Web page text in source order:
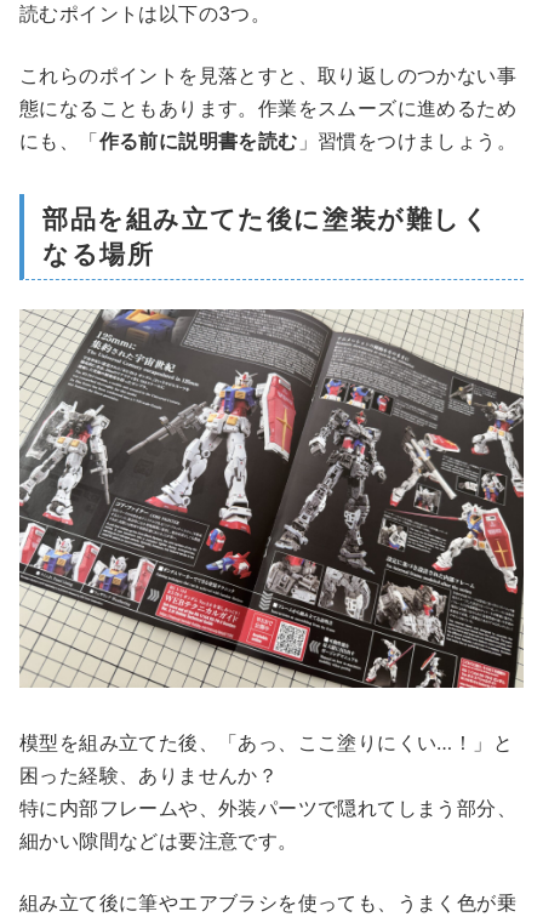
読むポイントは以下の3つ。
これらのポイントを見落とすと、取り返しのつかない事
態になることもあります。作業をスムーズに進めるため
にも、「作る前に説明書を読む 」習慣をつけましょう。
部品を組み立てた後に塗装が難しく
なる場所
模型を組み立てた後、「あっ、ここ塗りにくい…！」と
困った経験、ありませんか？
特に内部フレームや、外装パーツで隠れてしまう部分、
細かい隙間などは要注意です。
組み立て後に筆やエアブラシを使っても、うまく色が乗